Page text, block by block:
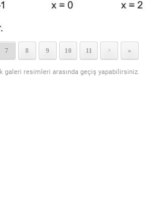
7 8 9 10 11 > »
galeri resimleri arasında geçiş yapabilirsiniz.